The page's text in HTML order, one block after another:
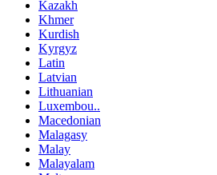
Kazakh
Khmer
Kurdish
Kyrgyz
Latin
Latvian
Lithuanian
Luxembou..
Macedonian
Malagasy
Malay
Malayalam